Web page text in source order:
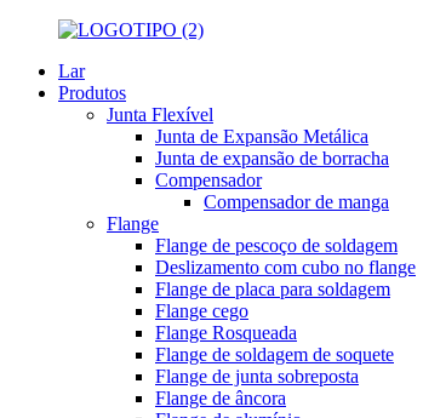
Lar
Produtos
Junta Flexível
Junta de Expansão Metálica
Junta de expansão de borracha
Compensador
Compensador de manga
Flange
Flange de pescoço de soldagem
Deslizamento com cubo no flange
Flange de placa para soldagem
Flange cego
Flange Rosqueada
Flange de soldagem de soquete
Flange de junta sobreposta
Flange de âncora